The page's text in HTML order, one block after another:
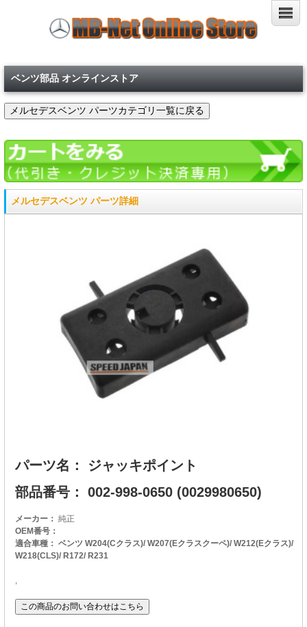
ベンツ部品 オンラインストア
メルセデスベンツ パーツ詳細
パーツ名： ジャッキポイント
部品番号： 002-998-0650 (0029980650)
メーカー： 純正
OEM番号：
適合車種： ベンツ W204(Cクラス)/ W207(Eクラスクーペ)/ W212(Eクラス)/
W218(CLS)/ R172/ R231